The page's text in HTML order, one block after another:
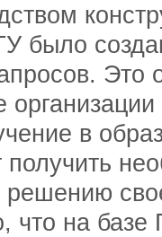
было
Это
в
получить
решению
что на